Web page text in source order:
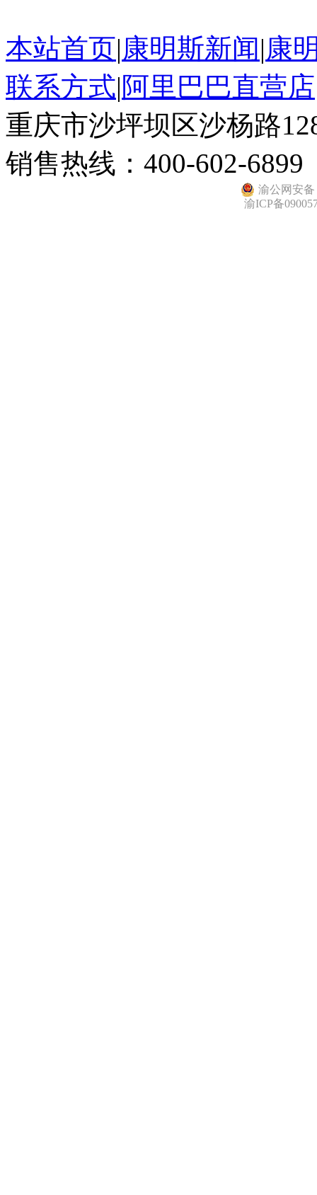
本站首页|康明斯新闻|康
联系方式|阿里巴巴直营店
重庆市沙坪坝区沙杨路
销售热线：400-602-6899
渝公网安备
渝ICP备